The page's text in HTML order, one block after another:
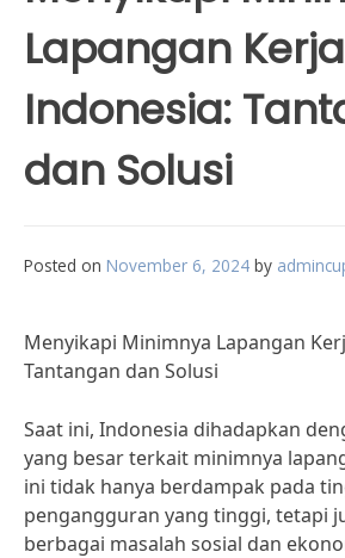
Lapangan
Indonesia:
dan Solusi
Posted on November 6, 2024 by
Menyikapi Minimnya Lapangan
Tantangan dan Solusi
Saat ini, Indonesia dihadapkan
yang besar terkait minimnya
ini tidak hanya berdampak pada
pengangguran yang tinggi, tetapi
berbagai masalah sosial dan